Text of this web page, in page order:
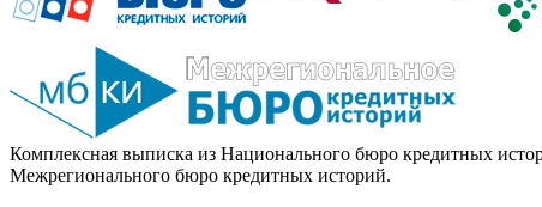
Комплексная выписка из Национального бюро кредитных
Межрегионального бюро кредитных историй.